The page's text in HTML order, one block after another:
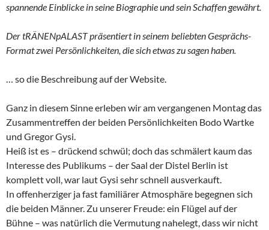
spannende Einblicke in seine Biographie und sein Schaffen gewährt.
Der tRÄNENpALAST präsentiert in seinem beliebten Gesprächs-
Format zwei Persönlichkeiten, die sich etwas zu sagen haben.
… so die Beschreibung auf der Website.
Ganz in diesem Sinne erleben wir am vergangenen Montag das
Zusammentreffen der beiden Persönlichkeiten Bodo Wartke
und Gregor Gysi.
Heiß ist es – drückend schwül; doch das schmälert kaum das
Interesse des Publikums – der Saal der Distel Berlin ist
komplett voll, war laut Gysi sehr schnell ausverkauft.
In offenherziger ja fast familiärer Atmosphäre begegnen sich
die beiden Männer. Zu unserer Freude: ein Flügel auf der
Bühne – was natürlich die Vermutung nahelegt, dass wir nicht